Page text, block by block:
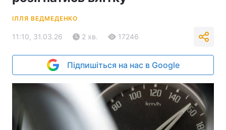
ІЛЛЯ ВЕДМЕДЕНКО
11:10, 31.03.26 2 хв. 17246
Підпишіться на нас в Google